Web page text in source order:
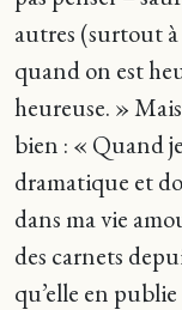
autres (surtout
quand on est
heureuse. »
bien : « Quand
dramatique et
dans ma vie
des carnets
qu’elle en